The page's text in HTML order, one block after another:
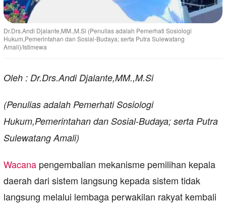
Dr.Drs.Andi Djalante,MM.,M.Si (Penulias adalah Pemerhati Sosiologi
Hukum,Pemerintahan dan Sosial-Budaya; serta Putra Sulewatang
Amali)/Istimewa
Oleh : Dr.Drs.Andi Djalante,MM.,M.Si
(Penulias adalah Pemerhati Sosiologi
Hukum,Pemerintahan dan Sosial-Budaya; serta Putra
Sulewatang Amali)
Wacana pengembalian mekanisme pemilihan kepala
daerah dari sistem langsung kepada sistem tidak
langsung melalui lembaga perwakilan rakyat kembali